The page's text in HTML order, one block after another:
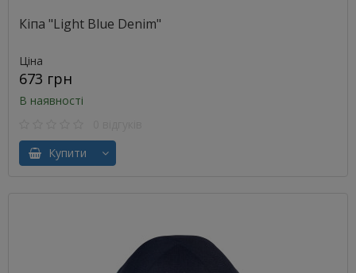
Кіпа "Light Blue Denim"
Ціна
673 грн
В наявності
Купити